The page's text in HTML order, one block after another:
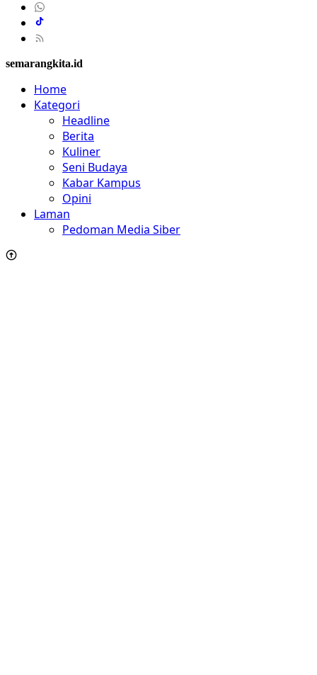
semarangkita.id
Home
Kategori
Headline
Berita
Kuliner
Seni Budaya
Kabar Kampus
Opini
Laman
Pedoman Media Siber